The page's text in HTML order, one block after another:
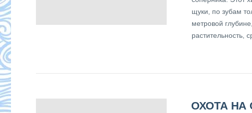
щуки, по зубам
метровой
растительность,
ОХОТА НА